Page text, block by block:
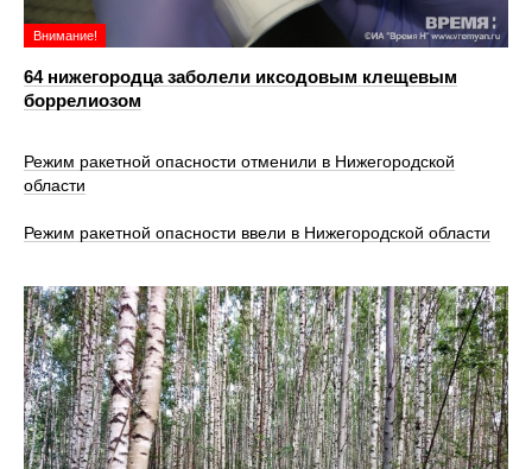
Внимание!
64 нижегородца заболели иксодовым клещевым
боррелиозом
Режим ракетной опасности отменили в Нижегородской
области
Режим ракетной опасности ввели в Нижегородской области